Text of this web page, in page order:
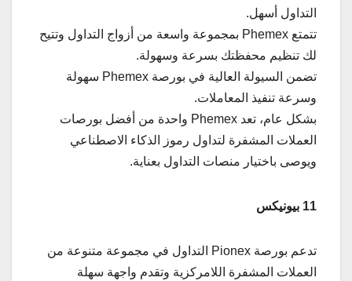
التداول أسهل.
تتمتع Phemex بمجموعة واسعة من أزواج التداول وتتيح
لك تنظيم محفظتك بسرعة وسهولة.
تضمن السيولة العالية في بورصة Phemex سهولة
وسرعة تنفيذ المعاملات.
بشكل عام، تعد Phemex واحدة من أفضل بورصات
العملات المشفرة لتداول رموز الذكاء الاصطناعي
ويوصى باختيار منصات التداول بعناية.
11 بيونيكس
تدعم بورصة Pionex التداول في مجموعة متنوعة من
العملات المشفرة اللامركزية وتقدم واجهة سهلة